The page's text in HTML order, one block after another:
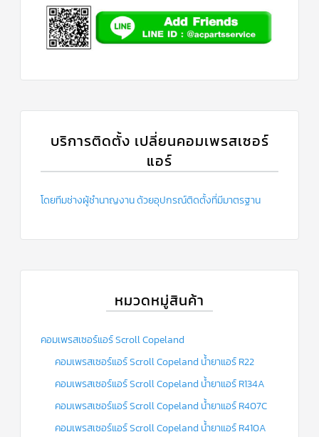
บริการติดตั้ง เปลี่ยนคอมเพรสเซอร์
แอร์
โดยทีมช่างผู้ชำนาญงาน ด้วยอุปกรณ์ติดตั้งที่มีมาตรฐาน
หมวดหมู่สินค้า
คอมเพรสเซอร์แอร์ Scroll Copeland
คอมเพรสเซอร์แอร์ Scroll Copeland น้ำยาแอร์ R22
คอมเพรสเซอร์แอร์ Scroll Copeland น้ำยาแอร์ R134A
คอมเพรสเซอร์แอร์ Scroll Copeland น้ำยาแอร์ R407C
คอมเพรสเซอร์แอร์ Scroll Copeland น้ำยาแอร์ R410A